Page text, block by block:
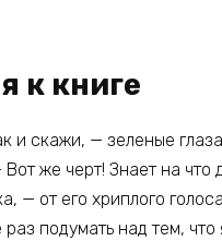
к книге
и скажи, — зеленые
же черт! Знает на что
— от его хриплого
подумать над тем,